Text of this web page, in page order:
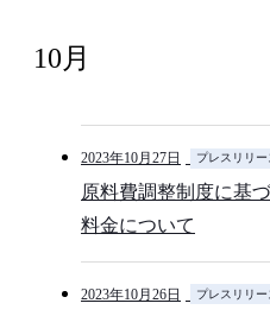
10月
2023年10月27日 プレスリリー
原料費調整制度に基
料金について
2023年10月26日 プレスリリー